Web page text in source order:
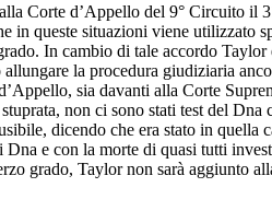
Corte d’Appello del 9° Circuito
in queste situazioni viene utilizzato
In cambio di tale accordo Taylor
la procedura giudiziaria
sia davanti alla Corte
non ci sono stati test del
dicendo che era stato in quella
Dna e con la morte di quasi tutti
grado, Taylor non sarà aggiunto